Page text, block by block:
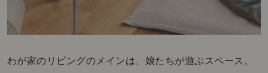
わが家のリビングのメインは、娘たちが遊ぶスペース。